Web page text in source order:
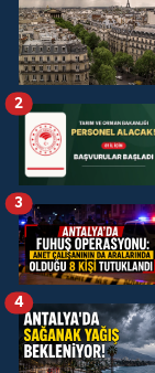
2
3
4